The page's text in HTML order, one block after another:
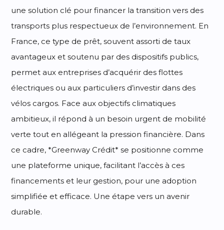
une solution clé pour financer la transition vers des
transports plus respectueux de l’environnement. En
France, ce type de prêt, souvent assorti de taux
avantageux et soutenu par des dispositifs publics,
permet aux entreprises d’acquérir des flottes
électriques ou aux particuliers d’investir dans des
vélos cargos. Face aux objectifs climatiques
ambitieux, il répond à un besoin urgent de mobilité
verte tout en allégeant la pression financière. Dans
ce cadre, *Greenway Crédit* se positionne comme
une plateforme unique, facilitant l’accès à ces
financements et leur gestion, pour une adoption
simplifiée et efficace. Une étape vers un avenir
durable.